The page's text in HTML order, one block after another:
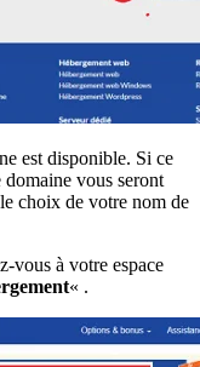
est disponible. Si ce
domaine vous seront
choix de votre nom de
vous à votre espace
« .